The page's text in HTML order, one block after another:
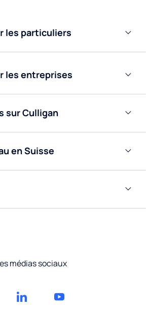
les particuliers
les entreprises
sur Culligan
en Suisse
médias sociaux